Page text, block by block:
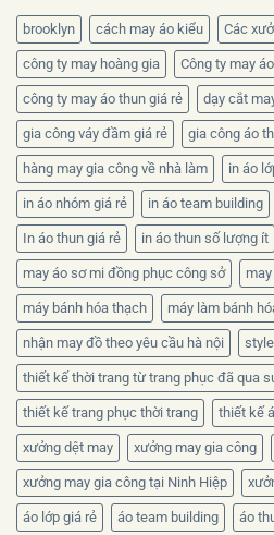
chất
liệu
nào?
brooklyn cách may áo kiểu Các
công ty may hoàng gia Công ty may
công ty may áo thun giá rẻ dạy cắt
gia công váy đầm giá rẻ gia công áo
hàng may gia công về nhà làm in áo
in áo nhóm giá rẻ in áo team building
In áo thun giá rẻ in áo thun số lượng ít
may áo sơ mi đồng phục công sở
máy bánh hóa thạch máy làm bánh
nhận may đồ theo yêu cầu hà nội style
thiết kế thời trang từ trang phục đã qua
thiết kế trang phục thời trang thiết kế
xưởng dệt may xưởng may gia công
xưởng may gia công tại Ninh Hiệp
áo lớp giá rẻ áo team building áo